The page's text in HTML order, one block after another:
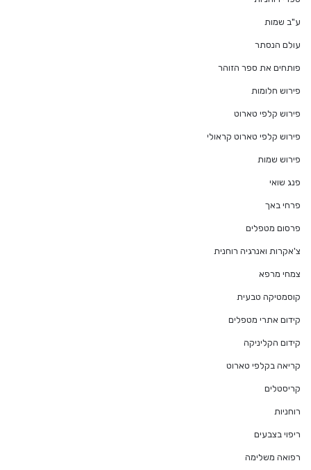
ע"ב שמות
עולם הנסתר
פותחים את ספר הזוהר
פירוש חלומות
פירוש קלפי טארוט
פירוש קלפי טארוט קראולי
פירוש שמות
פנג שואי
פרחי באך
פרסום מטפלים
צ'אקרות ואנרגיה רוחנית
צמחי מרפא
קוסמטיקה טבעית
קידום אתרי מטפלים
קידום הקליניקה
קריאה בקלפי טארוט
קריסטלים
רוחניות
ריפוי בצבעים
רפואה משלימה